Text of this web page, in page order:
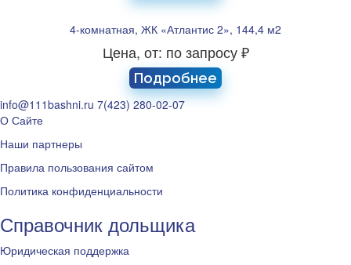
4-комнатная, ЖК «Атлантис 2», 144,4 м2
Цена, от: по запросу ₽
Подробнее
info@111bashni.ru 7(423) 280-02-07
О Сайте
Наши партнеры
Правила пользования сайтом
Политика конфиденциальности
Справочник дольщика
Юридическая поддержка